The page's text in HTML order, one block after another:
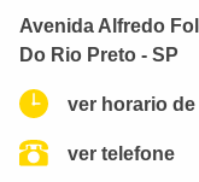
Avenida Alfredo
Do Rio Preto - SP
ver horario
ver telefone